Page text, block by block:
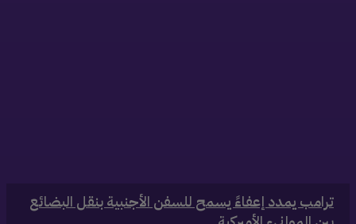
‏ترامب يمدد إعفاءً يسمح للسفن الأجنبية بنقل البضائع